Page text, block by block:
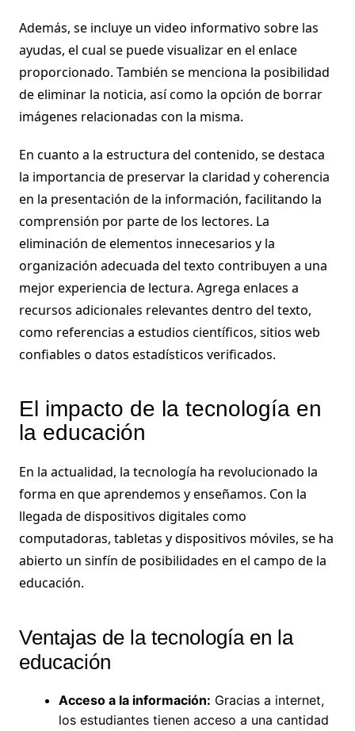
Además, se incluye un video informativo sobre las
ayudas, el cual se puede visualizar en el enlace
proporcionado. También se menciona la posibilidad
de eliminar la noticia, así como la opción de borrar
imágenes relacionadas con la misma.
En cuanto a la estructura del contenido, se destaca
la importancia de preservar la claridad y coherencia
en la presentación de la información, facilitando la
comprensión por parte de los lectores. La
eliminación de elementos innecesarios y la
organización adecuada del texto contribuyen a una
mejor experiencia de lectura. Agrega enlaces a
recursos adicionales relevantes dentro del texto,
como referencias a estudios científicos, sitios web
confiables o datos estadísticos verificados.
El impacto de la tecnología en
la educación
En la actualidad, la tecnología ha revolucionado la
forma en que aprendemos y enseñamos. Con la
llegada de dispositivos digitales como
computadoras, tabletas y dispositivos móviles, se ha
abierto un sinfín de posibilidades en el campo de la
educación.
Ventajas de la tecnología en la
educación
Acceso a la información: Gracias a internet,
los estudiantes tienen acceso a una cantidad